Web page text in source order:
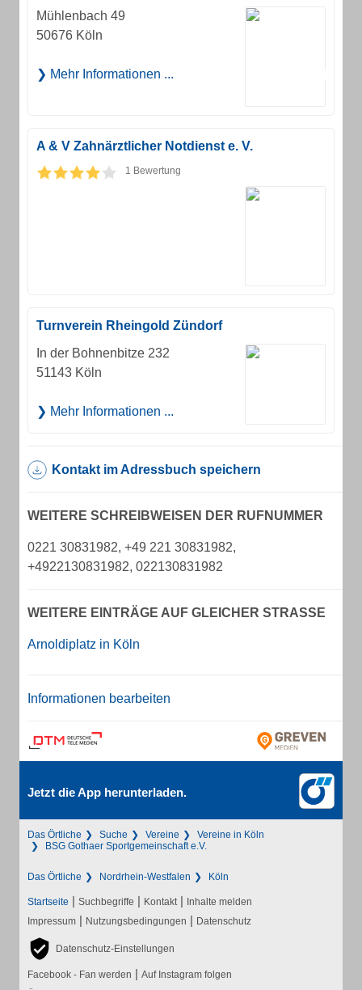
Mühlenbach 49
50676 Köln
Mehr Informationen ...
A & V Zahnärztlicher Notdienst e. V.
1 Bewertung
Turnverein Rheingold Zündorf
In der Bohnenbitze 232
51143 Köln
Mehr Informationen ...
Kontakt im Adressbuch speichern
WEITERE SCHREIBWEISEN DER RUFNUMMER
0221 30831982, +49 221 30831982,
+4922130831982, 022130831982
WEITERE EINTRÄGE AUF GLEICHER STRASSE
Arnoldiplatz in Köln
Informationen bearbeiten
Jetzt die App herunterladen.
Das Örtliche Suche Vereine
Vereine in Köln
BSG Gothaer Sportgemeinschaft e.V.
Das Örtliche Nordrhein-Westfalen Köln
Startseite | Suchbegriffe | Kontakt | Inhalte melden
Impressum | Nutzungsbedingungen | Datenschutz
Datenschutz-Einstellungen
Facebook - Fan werden | Auf Instagram folgen